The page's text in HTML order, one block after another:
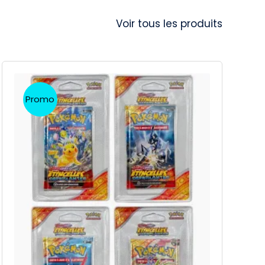
Voir tous les produits
Promo